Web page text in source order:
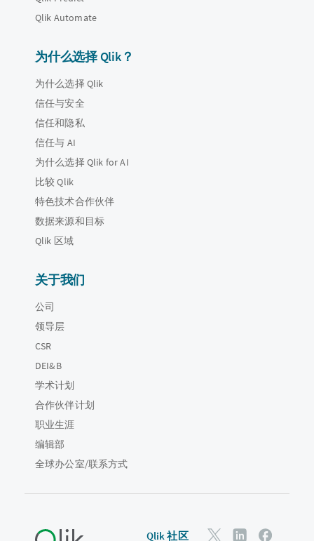
Qlik Automate
为什么选择 Qlik？
为什么选择 Qlik
信任与安全
信任和隐私
信任与 AI
为什么选择 Qlik for AI
比较 Qlik
特色技术合作伙伴
数据来源和目标
Qlik 区域
关于我们
公司
领导层
CSR
DEI&B
学术计划
合作伙伴计划
职业生涯
编辑部
全球办公室/联系方式
Qlik 社区